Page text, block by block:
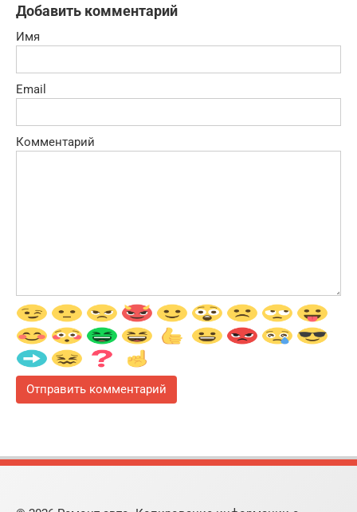
Добавить комментарий
Имя
Email
Комментарий